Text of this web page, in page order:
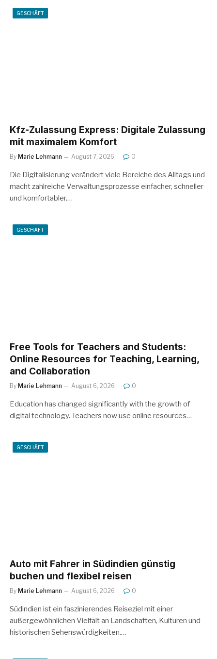
GESCHÄFT
Kfz-Zulassung Express: Digitale Zulassung
mit maximalem Komfort
By Marie Lehmann August 7, 2026 0
Die Digitalisierung verändert viele Bereiche des Alltags und
macht zahlreiche Verwaltungsprozesse einfacher, schneller
und komfortabler.…
GESCHÄFT
Free Tools for Teachers and Students:
Online Resources for Teaching, Learning,
and Collaboration
By Marie Lehmann August 6, 2026 0
Education has changed significantly with the growth of
digital technology. Teachers now use online resources…
GESCHÄFT
Auto mit Fahrer in Südindien günstig
buchen und flexibel reisen
By Marie Lehmann August 6, 2026 0
Südindien ist ein faszinierendes Reiseziel mit einer
außergewöhnlichen Vielfalt an Landschaften, Kulturen und
historischen Sehenswürdigkeiten.…